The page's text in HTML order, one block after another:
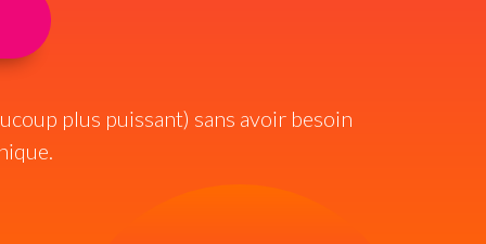
plus puissant) sans avoir besoin